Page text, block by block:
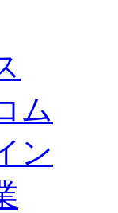
ム
ン